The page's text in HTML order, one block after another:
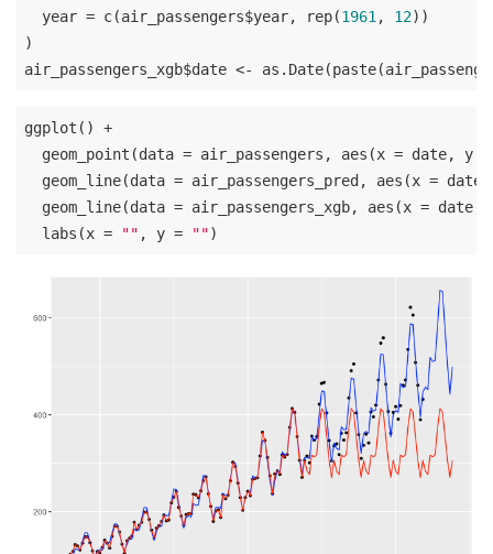
  year = c(air_passengers$year, rep(
1961 , 12))
)
air_passengers_xgb$date <-
ggplot() +
geom_point(data = air_passengers, aes(x = date, y
geom_line(data = air_passengers_pred, aes(x =
geom_line(data = air_passengers_xgb, aes(x =
  labs(x =
"" , y = "")